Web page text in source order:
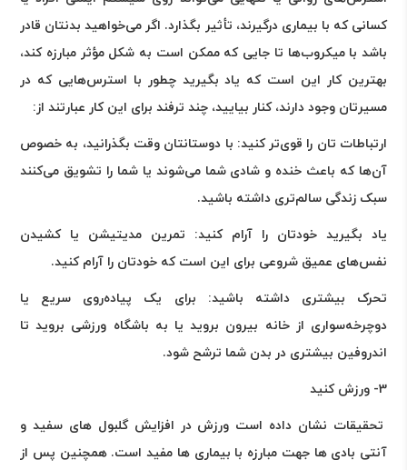
کسانی که با بیماری درگیرند، تأثیر بگذارد. اگر می‌خواهید بدنتان قادر
باشد با میکروب‌ها تا جایی که ممکن است به شکل مؤثر مبارزه کند،
بهترین کار این است که یاد بگیرید چطور با استرس‌هایی که در
مسیرتان وجود دارند، کنار بیایید، چند ترفند برای این کار عبارتند از:
ارتباطات تان را قوی‌تر کنید: با دوستانتان وقت بگذرانید، به خصوص
آن‌ها که باعث خنده و شادی شما می‌شوند یا شما را تشویق می‌کنند
سبک زندگی سالم‌تری داشته باشید.
یاد بگیرید خودتان را آرام کنید: تمرین مدیتیشن یا کشیدن
نفس‌های عمیق شروعی برای این است که خودتان را آرام کنید.
تحرک بیشتری داشته باشید: برای یک پیاده‌روی سریع یا
دوچرخه‌سواری از خانه بیرون بروید یا به باشگاه ورزشی بروید تا
اندروفین بیشتری در بدن شما ترشح شود.
3- ورزش کنید
تحقیقات نشان داده است ورزش در افزایش گلبول های سفید و
آنتی بادی ها جهت مبارزه با بیماری ها مفید است. همچنین پس از